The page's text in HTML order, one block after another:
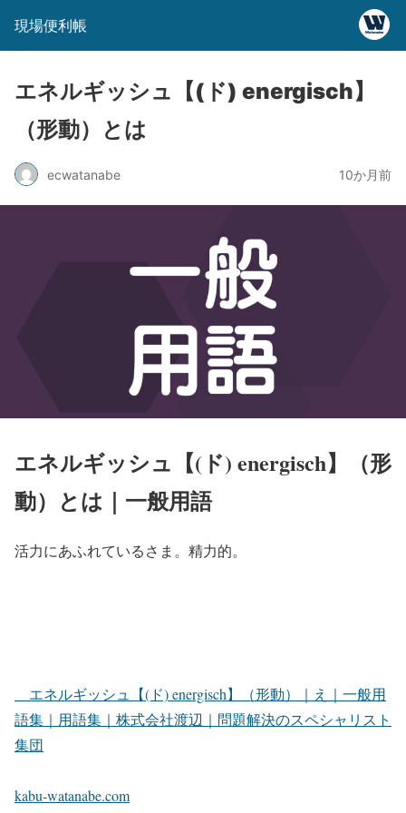
現場便利帳
エネルギッシュ【(ド) energisch】
（形動）とは
ecwatanabe 10か月前
エネルギッシュ【(ド) energisch】（形
動）とは｜一般用語
活力にあふれているさま。精力的。
エネルギッシュ【(ド) energisch】（形動）｜え｜一般用
語集｜用語集｜株式会社渡辺｜問題解決のスペシャリスト
集団
kabu-watanabe.com